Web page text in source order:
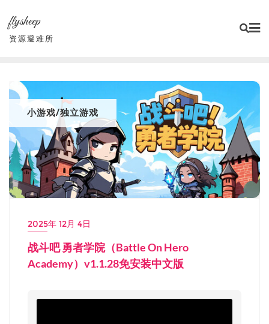
content
flysheep
资源避难所
小游戏/独立游戏
2025年 12月 4日
战斗吧 勇者学院（Battle On Hero
Academy）v1.1.28免安装中文版